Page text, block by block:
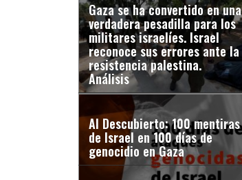
Gaza se ha convertido en una
verdadera pesadilla para los
militares israelíes. Israel
reconoce sus errores ante la
resistencia palestina.
Análisis
Al Descubierto: 100 mentiras
de Israel en 100 días de
genocidio en Gaza